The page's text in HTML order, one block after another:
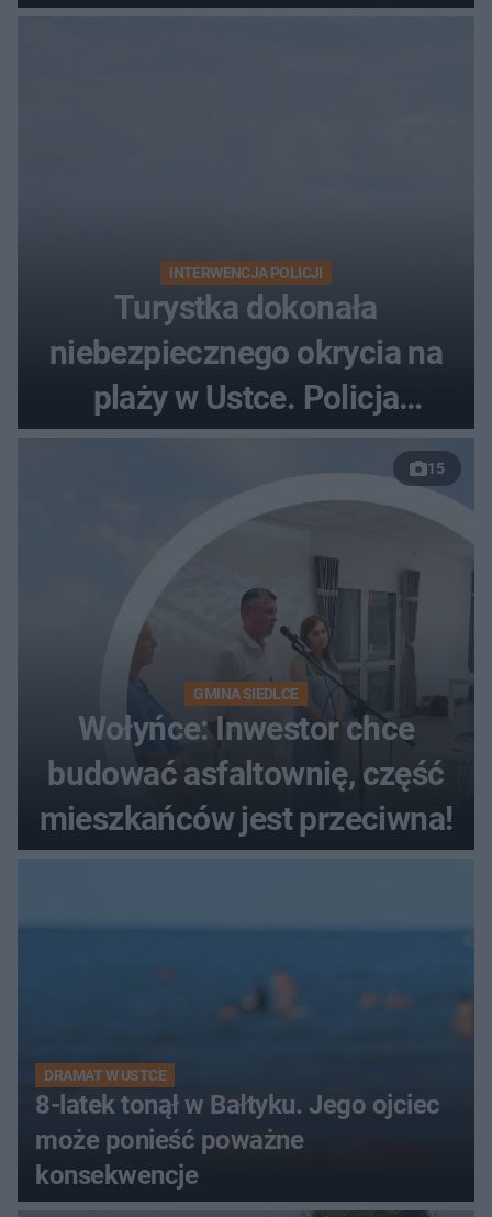
zarzutami
INTERWENCJA POLICJI
Turystka dokonała
niebezpiecznego okrycia na
plaży w Ustce. Policja
musiała zamknąć odcinek
15
GMINA SIEDLCE
Wołyńce: Inwestor chce
budować asfaltownię, część
mieszkańców jest przeciwna!
DRAMAT W USTCE
8-latek tonął w Bałtyku. Jego ojciec
może ponieść poważne
konsekwencje